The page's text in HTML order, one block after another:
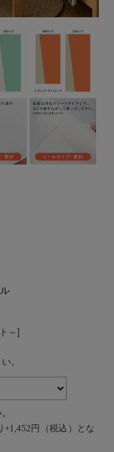
～]
。
円（税込）とな